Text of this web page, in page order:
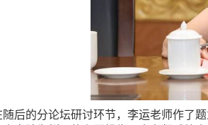
随后的分论坛研讨环节，李运老师作了